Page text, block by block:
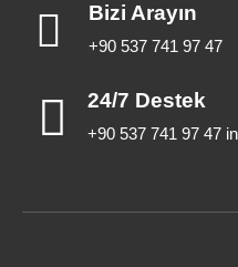
Bizi Arayın
+90 537 741 97 47
24/7 Destek
+90 537 741 97 47